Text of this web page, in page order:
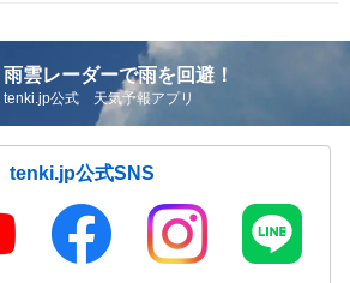
雨雲レーダーで雨を回避！
tenki.jp公式 天気予報アプリ
tenki.jp公式SNS